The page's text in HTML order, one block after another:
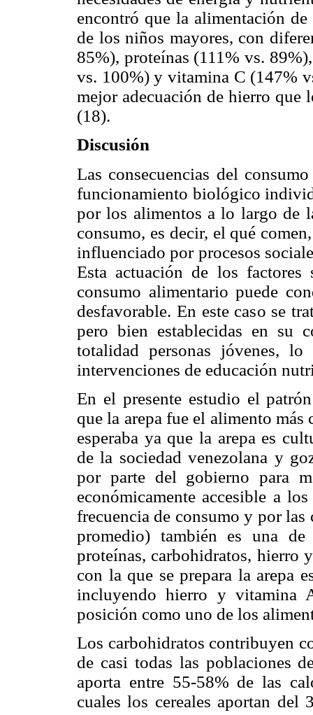
encontró que la alimentación de
de los niños mayores, con
85%), proteínas (111% vs.
vs. 100%) y vitamina C (147%
mejor adecuación de hierro que
(18).
Discusión
Las consecuencias del
funcionamiento biológico
por los alimentos a lo largo de
consumo, es decir, el qué
influenciado por procesos
Esta actuación de los
consumo alimentario puede
desfavorable. En este caso se
pero bien establecidas en su
totalidad personas jóvenes,
intervenciones de educación
En el presente estudio el
que la arepa fue el alimento
esperaba ya que la arepa es
de la sociedad venezolana y
por parte del gobierno para
económicamente accesible a
frecuencia de consumo y por
promedio) también es una
proteínas, carbohidratos, hierro
con la que se prepara la arepa
incluyendo hierro y vitamina
posición como uno de los
Los carbohidratos contribuyen
de casi todas las poblaciones
aporta entre 55-58% de las
cuales los cereales aportan